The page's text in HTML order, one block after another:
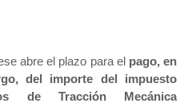
abre el plazo para el pago, en
del importe del impuesto
de Tracción Mecánica